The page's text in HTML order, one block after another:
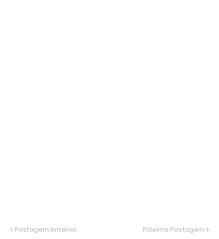
Postagem Anterior Próxima Postagem